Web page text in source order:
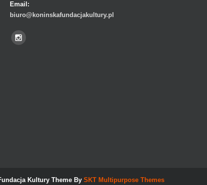
Email:
biuro@koninskafundacjakultury.pl
Kultury Theme By SKT Multipurpose Themes